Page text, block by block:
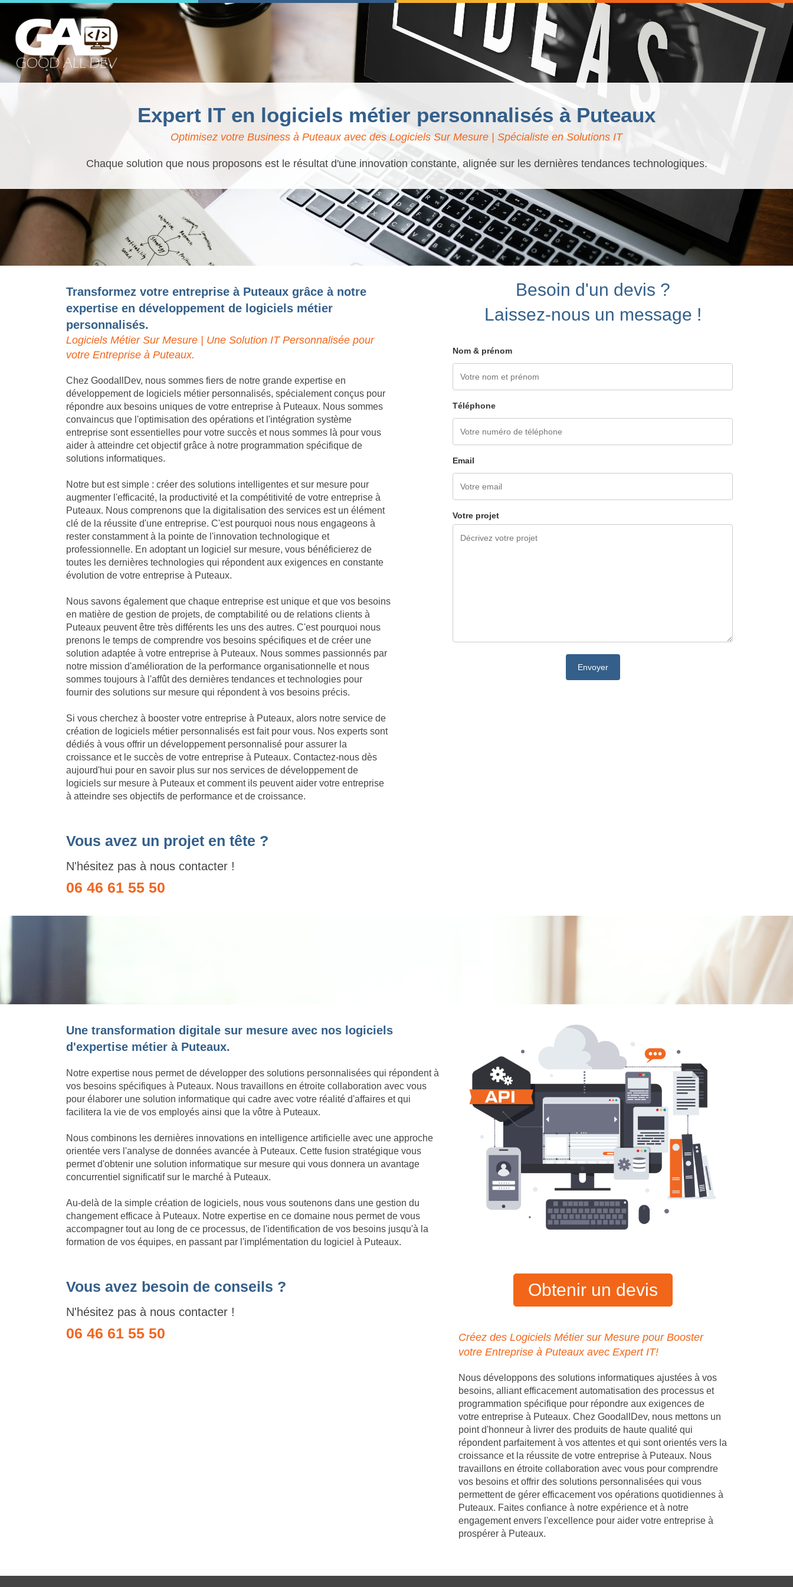
Expert IT en logiciels métier personnalisés à Puteaux
Optimisez votre Business à Puteaux avec des Logiciels Sur Mesure | Spécialiste en Solutions IT
Chaque solution que nous proposons est le résultat d'une innovation constante, alignée sur les dernières tendances technologiques.
Transformez votre entreprise à Puteaux grâce à notre
expertise en développement de logiciels métier
personnalisés.
Logiciels Métier Sur Mesure | Une Solution IT Personnalisée pour
votre Entreprise à Puteaux.
Chez GoodallDev, nous sommes fiers de notre grande expertise en
développement de logiciels métier personnalisés, spécialement conçus pour
répondre aux besoins uniques de votre entreprise à Puteaux. Nous sommes
convaincus que l'optimisation des opérations et l'intégration système
entreprise sont essentielles pour votre succès et nous sommes là pour vous
aider à atteindre cet objectif grâce à notre programmation spécifique de
solutions informatiques.
Notre but est simple : créer des solutions intelligentes et sur mesure pour
augmenter l'efficacité, la productivité et la compétitivité de votre entreprise à
Puteaux. Nous comprenons que la digitalisation des services est un élément
clé de la réussite d'une entreprise. C'est pourquoi nous nous engageons à
rester constamment à la pointe de l'innovation technologique et
professionnelle. En adoptant un logiciel sur mesure, vous bénéficierez de
toutes les dernières technologies qui répondent aux exigences en constante
évolution de votre entreprise à Puteaux.
Nous savons également que chaque entreprise est unique et que vos besoins
en matière de gestion de projets, de comptabilité ou de relations clients à
Puteaux peuvent être très différents les uns des autres. C'est pourquoi nous
prenons le temps de comprendre vos besoins spécifiques et de créer une
solution adaptée à votre entreprise à Puteaux. Nous sommes passionnés par
notre mission d'amélioration de la performance organisationnelle et nous
sommes toujours à l'affût des dernières tendances et technologies pour
fournir des solutions sur mesure qui répondent à vos besoins précis.
Si vous cherchez à booster votre entreprise à Puteaux, alors notre service de
création de logiciels métier personnalisés est fait pour vous. Nos experts sont
dédiés à vous offrir un développement personnalisé pour assurer la
croissance et le succès de votre entreprise à Puteaux. Contactez-nous dès
aujourd'hui pour en savoir plus sur nos services de développement de
logiciels sur mesure à Puteaux et comment ils peuvent aider votre entreprise
à atteindre ses objectifs de performance et de croissance.
Vous avez un projet en tête ?
N'hésitez pas à nous contacter !
06 46 61 55 50
Besoin d'un devis ?
Laissez-nous un message !
Nom & prénom
Téléphone
Email
Votre projet
Une transformation digitale sur mesure avec nos logiciels
d'expertise métier à Puteaux.
Notre expertise nous permet de développer des solutions personnalisées qui répondent à
vos besoins spécifiques à Puteaux. Nous travaillons en étroite collaboration avec vous
pour élaborer une solution informatique qui cadre avec votre réalité d'affaires et qui
facilitera la vie de vos employés ainsi que la vôtre à Puteaux.
Nous combinons les dernières innovations en intelligence artificielle avec une approche
orientée vers l'analyse de données avancée à Puteaux. Cette fusion stratégique vous
permet d'obtenir une solution informatique sur mesure qui vous donnera un avantage
concurrentiel significatif sur le marché à Puteaux.
Au-delà de la simple création de logiciels, nous vous soutenons dans une gestion du
changement efficace à Puteaux. Notre expertise en ce domaine nous permet de vous
accompagner tout au long de ce processus, de l'identification de vos besoins jusqu'à la
formation de vos équipes, en passant par l'implémentation du logiciel à Puteaux.
Vous avez besoin de conseils ?
N'hésitez pas à nous contacter !
06 46 61 55 50
Obtenir un devis
Créez des Logiciels Métier sur Mesure pour Booster
votre Entreprise à Puteaux avec Expert IT!
Nous développons des solutions informatiques ajustées à vos
besoins, alliant efficacement automatisation des processus et
programmation spécifique pour répondre aux exigences de
votre entreprise à Puteaux. Chez GoodallDev, nous mettons un
point d'honneur à livrer des produits de haute qualité qui
répondent parfaitement à vos attentes et qui sont orientés vers la
croissance et la réussite de votre entreprise à Puteaux. Nous
travaillons en étroite collaboration avec vous pour comprendre
vos besoins et offrir des solutions personnalisées qui vous
permettent de gérer efficacement vos opérations quotidiennes à
Puteaux. Faites confiance à notre expérience et à notre
engagement envers l'excellence pour aider votre entreprise à
prospérer à Puteaux.